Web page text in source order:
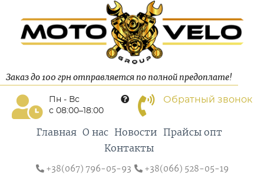
Заказ до 100 грн отправляется по полной предоплате!
Пн - Вс
с 08:00–18:00
Обратный звонок
Главная О нас Новости
Прайсы опт
Контакты
+38(067) 796-05-93
+38(066) 528-05-19